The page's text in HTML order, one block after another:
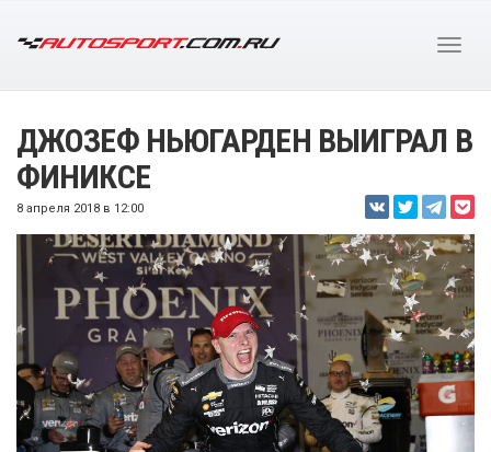
ДЖОЗЕФ НЬЮГАРДЕН ВЫИГРАЛ В
ФИНИКСЕ
8 апреля 2018 в 12:00